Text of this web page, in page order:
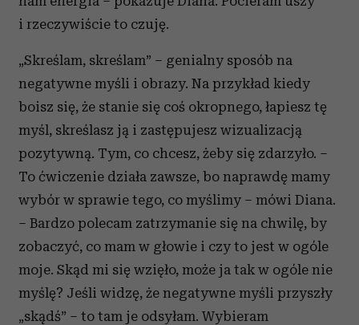
i rzeczywiście to czuję.
„Skreślam, skreślam” – genialny sposób na
negatywne myśli i obrazy. Na przykład kiedy
boisz się, że stanie się coś okropnego, łapiesz tę
myśl, skreślasz ją i zastępujesz wizualizacją
pozytywną. Tym, co chcesz, żeby się zdarzyło. –
To ćwiczenie działa zawsze, bo naprawdę mamy
wybór w sprawie tego, co myślimy – mówi Diana.
– Bardzo polecam zatrzymanie się na chwilę, by
zobaczyć, co mam w głowie i czy to jest w ogóle
moje. Skąd mi się wzięło, może ja tak w ogóle nie
myślę? Jeśli widzę, że negatywne myśli przyszły
„skądś” – to tam je odsyłam. Wybieram